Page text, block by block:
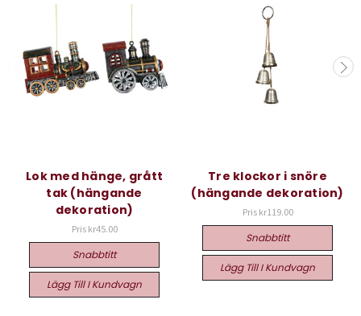
Lok med hänge, grått
tak (hängande
dekoration)
Pris kr45.00
Snabbtitt
Lägg Till I Kundvagn
Tre klockor i snöre
(hängande dekoration)
Pris kr119.00
Snabbtitt
Lägg Till I Kundvagn